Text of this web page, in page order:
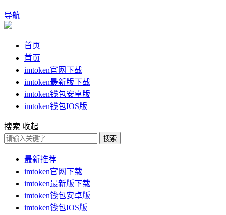
导航
首页
首页
imtoken官网下载
imtoken最新版下载
imtoken钱包安卓版
imtoken钱包IOS版
搜索 收起
搜索
最新推荐
imtoken官网下载
imtoken最新版下载
imtoken钱包安卓版
imtoken钱包IOS版